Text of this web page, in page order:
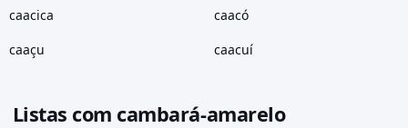
caacica caacó
caaçu caacuí
Listas com cambará-amarelo